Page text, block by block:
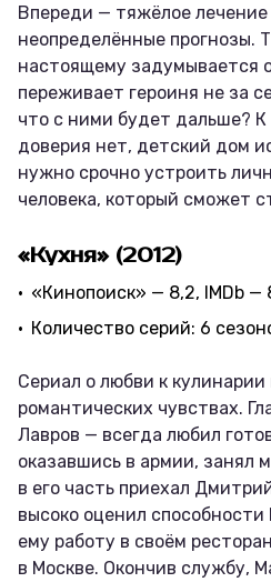
Впереди — тяжёлое лечение
неопределённые прогнозы.
настоящему задумывается
переживает героиня не за
что с ними будет дальше?
доверия нет, детский дом
нужно срочно устроить
человека, который сможет
«Кухня» (2012)
«Кинопоиск» — 8,2, IMDb —
Количество серий: 6
Сериал о любви к
романтических чувствах.
Лавров — всегда любил
оказавшись в армии, занял
в его часть приехал
высоко оценил
ему работу в своём
в Москве. Окончив службу,